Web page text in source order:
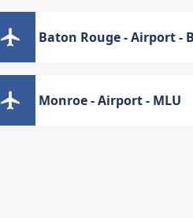
Baton Rouge - Airport -
Monroe - Airport - MLU